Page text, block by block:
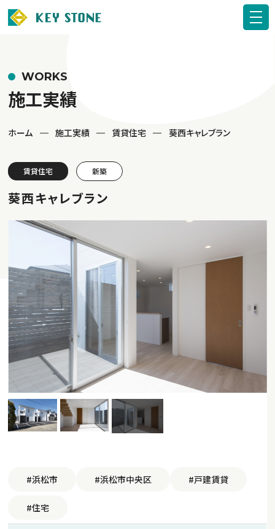
WORKS
施工実績
ホーム 施工実績 賃貸住宅 葵西キャレブラン
賃貸住宅 新築
葵西キャレブラン
#浜松市 #浜松市中央区 #戸建賃貸
#住宅